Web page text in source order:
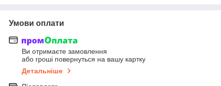
Умови оплати
Ви отримаєте замовлення
або гроші повернуться на вашу картку
Детальніше